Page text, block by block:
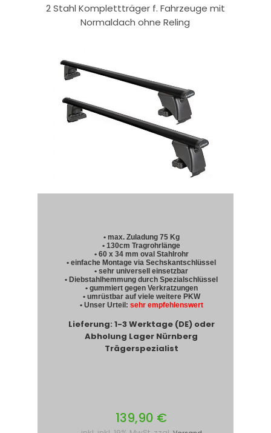
2 Stahl Komplettträger f. Fahrzeuge mit
Normaldach ohne Reling
• max. Zuladung 75 Kg
• 130cm Tragrohrlänge
• 60 x 34 mm oval Stahlrohr
• einfache Montage via Sechskantschlüssel
• sehr universell einsetzbar
• Diebstahlhemmung durch Spezialschlüssel
• gummiert gegen Verkratzungen
• umrüstbar auf viele weitere PKW
• Unser Urteil: sehr empfehlenswert
Lieferung: 1-3 Werktage (DE) oder
Abholung Lager Nürnberg
Trägerspezialist
139,90 €